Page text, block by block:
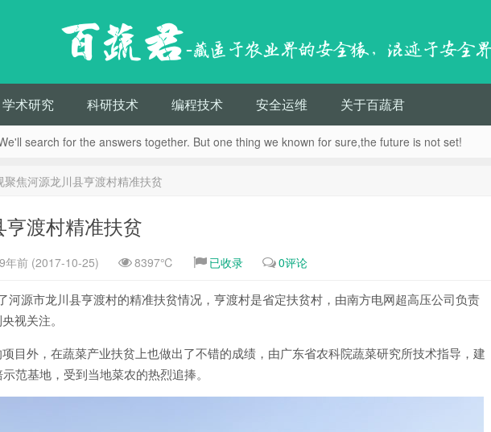
百蔬君-藏匿于农业界的安全猿，混迹于安全
学术研究 科研技术 编程技术 安全运维 关于百蔬君
search for the answers together. But one thing we known for sure,the future is not set!
聚焦河源龙川县亨渡村精准扶贫
渡村精准扶贫
9年前 (2017-10-25) 8397℃ 已收录 0评论
河源市龙川县亨渡村的精准扶贫情况，亨渡村是省定扶贫村，由南方电网超高压公司负责
视关注。
目外，在蔬菜产业扶贫上也做出了不错的成绩，由广东省农科院蔬菜研究所技术指导，建
范基地，受到当地菜农的热烈追捧。